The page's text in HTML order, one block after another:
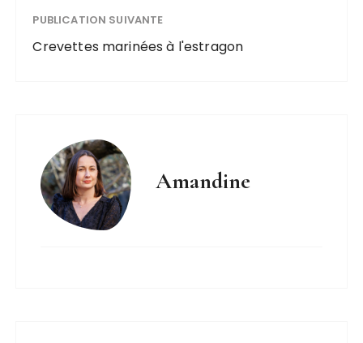
PUBLICATION SUIVANTE
Crevettes marinées à l'estragon
Amandine